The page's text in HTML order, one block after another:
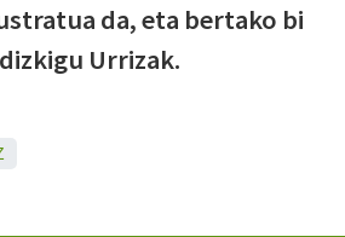
da, eta bertako bi
Urrizak.